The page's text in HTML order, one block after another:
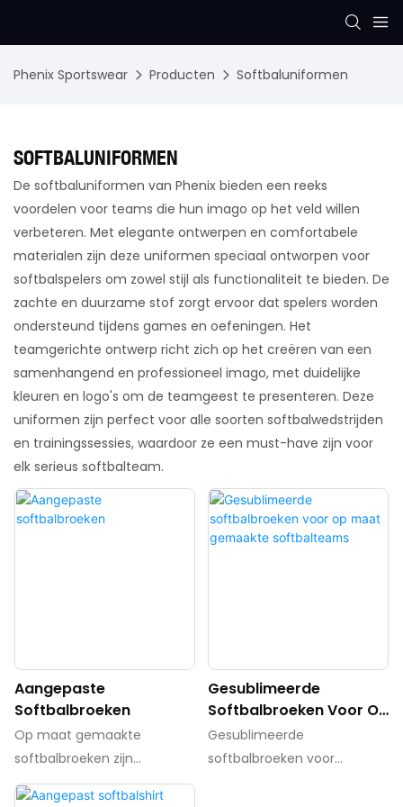
Phenix Sportswear Producten Softbaluniformen
SOFTBALUNIFORMEN
De softbaluniformen van Phenix bieden een reeks
voordelen voor teams die hun imago op het veld willen
verbeteren. Met elegante ontwerpen en comfortabele
materialen zijn deze uniformen speciaal ontworpen voor
softbalspelers om zowel stijl als functionaliteit te bieden. De
zachte en duurzame stof zorgt ervoor dat spelers worden
ondersteund tijdens games en oefeningen. Het
teamgerichte ontwerp richt zich op het creëren van een
samenhangend en professioneel imago, met duidelijke
kleuren en logo's om de teamgeest te presenteren. Deze
uniformen zijn perfect voor alle soorten softbalwedstrijden
en trainingssessies, waardoor ze een must-have zijn voor
elk serieus softbalteam.
Aangepaste
Softbalbroeken
Op maat gemaakte
softbalbroeken zijn
gepersonaliseerde broeken
Gesublimeerde
Softbalbroeken Voor Op
Maat Gemaakte
Softbalteams
Gesublimeerde
softbalbroeken voor